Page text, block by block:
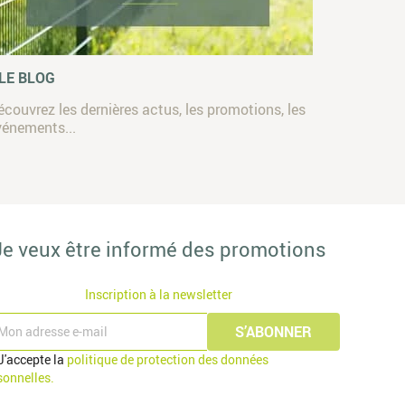
BLOG
les dernières actus, les promotions, les
veux être informé des promotions
Inscription à la newsletter
la politique de protection des données